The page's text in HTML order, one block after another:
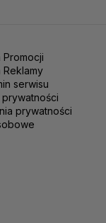
Promocji
Reklamy
serwisu
prywatności